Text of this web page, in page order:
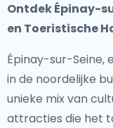
Ontdek Épinay-
en Toeristische
Épinay-sur-Seine,
in de noordelijke
unieke mix van
attracties die het